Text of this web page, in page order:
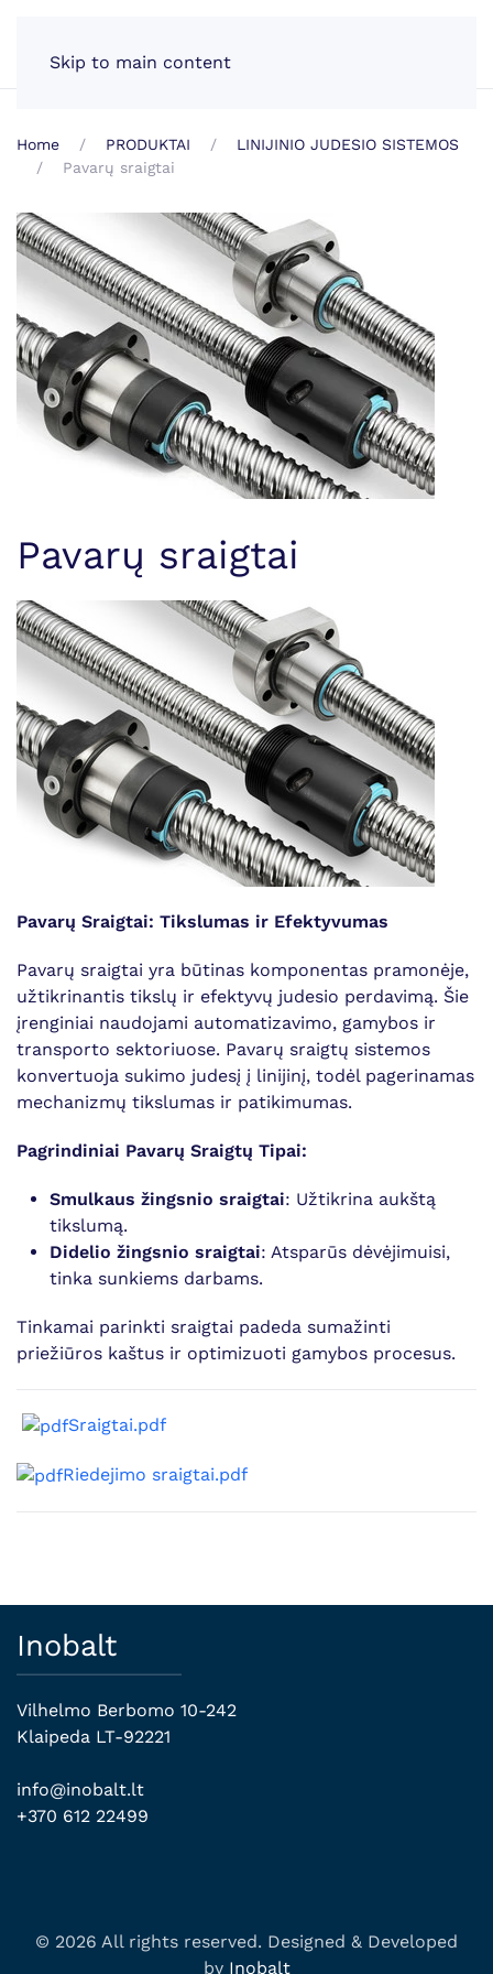
Skip to main content
Home PRODUKTAI
LINIJINIO JUDESIO SISTEMOS
Pavarų sraigtai
Pavarų sraigtai
Pavarų Sraigtai: Tikslumas ir Efektyvumas
Pavarų sraigtai yra būtinas komponentas pramonėje,
užtikrinantis tikslų ir efektyvų judesio perdavimą. Šie
įrenginiai naudojami automatizavimo, gamybos ir
transporto sektoriuose. Pavarų sraigtų sistemos
konvertuoja sukimo judesį į linijinį, todėl pagerinamas
mechanizmų tikslumas ir patikimumas.
Pagrindiniai Pavarų Sraigtų Tipai:
Smulkaus žingsnio sraigtai: Užtikrina aukštą
tikslumą.
Didelio žingsnio sraigtai: Atsparūs dėvėjimuisi,
tinka sunkiems darbams.
Tinkamai parinkti sraigtai padeda sumažinti
priežiūros kaštus ir optimizuoti gamybos procesus.
Sraigtai.pdf
Riedejimo sraigtai.pdf
Inobalt
Vilhelmo Berbomo 10-242
Klaipeda LT-92221
info@inobalt.lt
+370 612 22499
© 2026 All rights reserved. Designed & Developed
by Inobalt